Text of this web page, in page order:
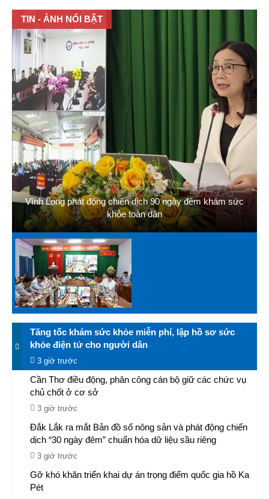
TIN - ẢNH NỔI BẬT
Vĩnh Long phát động chiến dịch 90 ngày đêm khám sức
khỏe toàn dân
Tăng tốc khám sức khỏe miễn phí, lập hồ sơ sức
khỏe điện tử cho người dân
3 giờ trước
Cần Thơ điều động, phân công cán bộ giữ các chức vụ
chủ chốt ở cơ sở
3 giờ trước
Đắk Lắk ra mắt Bản đồ số nông sản và phát động chiến
dịch “30 ngày đêm” chuẩn hóa dữ liệu sầu riêng
3 giờ trước
Gỡ khó khăn triển khai dự án trọng điểm quốc gia hồ Ka
Pét